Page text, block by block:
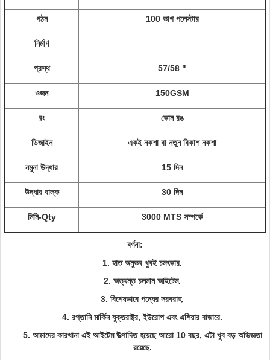
গঠন 100 ভাগ পলেস্টার
নির্মাণ
প্রস্থ 57/58 "
ওজন 150GSM
রং কোন রঙ
ডিজাইন একই নকশা বা নতুন বিকাশ নকশা
নমুনা উদ্ধার 15 দিন
উদ্ধার বাল্ক 30 দিন
মিনি-Qty 3000 MTS সম্পর্কে
বর্ণনা:
1. হাত অনুভব খুবই চমৎকার.
2. অত্যন্ত চলমান আইটেম.
3. বিশেষভাবে পন্যের সরবরাহ.
4. রপ্তানি মার্কিন যুক্তরাষ্ট্র, ইউরোপ এবং এশিয়ার বাজারে.
5. আমাদের কারখানা এই আইটেম উত্পাদিত হয়েছে আরো 10 বছর, এটা খুব বড় অভিজ্ঞতা
রয়েছে.